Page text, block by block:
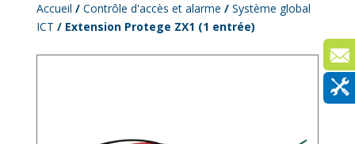
Accueil / Contrôle d'accès et alarme / Système global
ICT / Extension Protege ZX1 (1 entrée)